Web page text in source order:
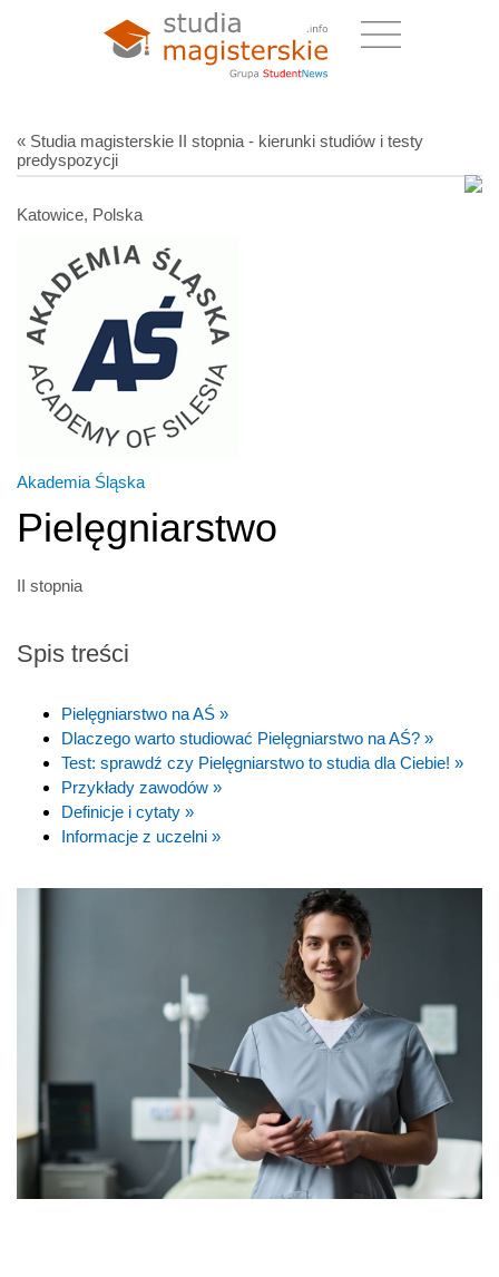
« Studia magisterskie II stopnia - kierunki studiów i testy
predyspozycji
Katowice, Polska
Akademia Śląska
Pielęgniarstwo
II stopnia
Spis treści
Pielęgniarstwo na AŚ »
Dlaczego warto studiować Pielęgniarstwo na AŚ? »
Test: sprawdź czy Pielęgniarstwo to studia dla Ciebie! »
Przykłady zawodów »
Definicje i cytaty »
Informacje z uczelni »